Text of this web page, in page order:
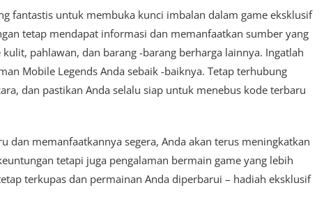
fantastis untuk membuka kunci imbalan dalam game eksklusif
tetap mendapat informasi dan memanfaatkan sumber yang
pahlawan, dan barang -barang berharga lainnya. Ingatlah
Mobile Legends Anda sebaik -baiknya. Tetap terhubung
dan pastikan Anda selalu siap untuk menebus kode terbaru
dan memanfaatkannya segera, Anda akan terus meningkatkan
tetapi juga pengalaman bermain game yang lebih
terkupas dan permainan Anda diperbarui – hadiah eksklusif